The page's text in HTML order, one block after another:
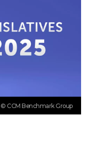
© CCM Benchmark Group